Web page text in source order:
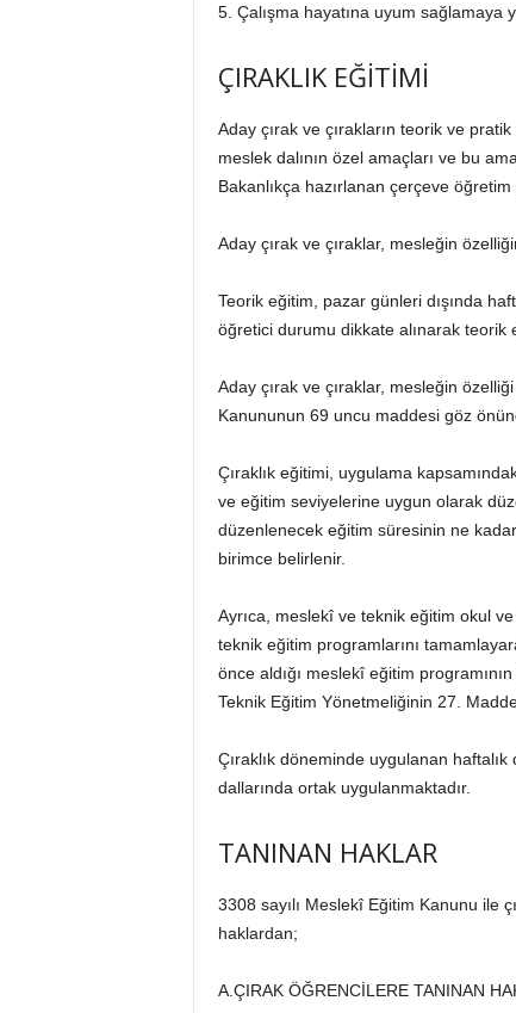
5. Çalışma hayatına uyum sağlamaya
ÇIRAKLIK EĞİTİMİ
Aday çırak ve çırakların teorik ve
meslek dalının özel amaçları ve bu
Bakanlıkça hazırlanan çerçeve
Aday çırak ve çıraklar, mesleğin
Teorik eğitim, pazar günleri dışında
öğretici durumu dikkate alınarak teorik
Aday çırak ve çıraklar, mesleğin
Kanununun 69 uncu maddesi göz
Çıraklık eğitimi, uygulama
ve eğitim seviyelerine uygun olarak
düzenlenecek eğitim süresinin ne
birimce belirlenir.
Ayrıca, meslekî ve teknik eğitim okul
teknik eğitim programlarını
önce aldığı meslekî eğitim
Teknik Eğitim Yönetmeliğinin 27.
Çıraklık döneminde uygulanan
dallarında ortak uygulanmaktadır.
TANINAN HAKLAR
3308 sayılı Meslekî Eğitim Kanunu ile
haklardan;
A.ÇIRAK ÖĞRENCİLERE TANINAN